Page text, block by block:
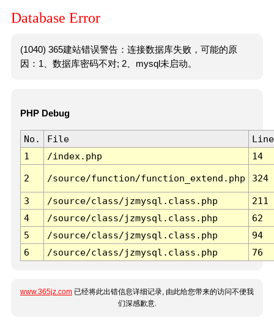
Database Error
(1040) 365建站错误警告：连接数据库失败，可能的原
因：1、数据库密码不对; 2、mysql未启动。
PHP Debug
No. File
Line
1
/index.php 14
2 /source/function/function_extend.php 324
3 /source/class/jzmysql.class.php
211
4
/source/class/jzmysql.class.php
62
5
/source/class/jzmysql.class.php
94
6
/source/class/jzmysql.class.php 76
www.365jz.com 已经将此出错信息详细记录, 由此给您带来的访问不便我
们深感歉意.